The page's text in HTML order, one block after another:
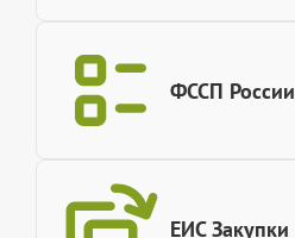
ФССП России
ЕИС Закупки